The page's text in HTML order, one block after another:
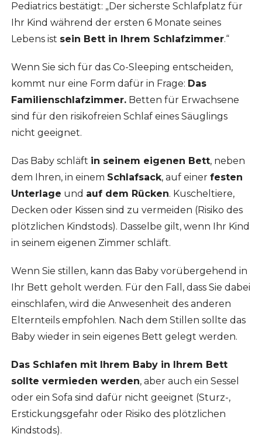
Pediatrics bestätigt: „Der sicherste Schlafplatz für
Ihr Kind während der ersten 6 Monate seines
Lebens ist sein Bett in Ihrem Schlafzimmer.“
Wenn Sie sich für das Co-Sleeping entscheiden,
kommt nur eine Form dafür in Frage: Das
Familienschlafzimmer.Betten für Erwachsene
sind für den risikofreien Schlaf eines Säuglings
nicht geeignet.
Das Baby schläft in seinem eigenen Bett, neben
dem Ihren, in einem Schlafsack, auf einer festen
Unterlage und auf dem Rücken. Kuscheltiere,
Decken oder Kissen sind zu vermeiden (Risiko des
plötzlichen Kindstods). Dasselbe gilt, wenn Ihr Kind
in seinem eigenen Zimmer schläft.
Wenn Sie stillen, kann das Baby vorübergehend in
Ihr Bett geholt werden. Für den Fall, dass Sie dabei
einschlafen, wird die Anwesenheit des anderen
Elternteils empfohlen. Nach dem Stillen sollte das
Baby wieder in sein eigenes Bett gelegt werden.
Das Schlafen mit Ihrem Baby in Ihrem Bett
sollte vermieden werden, aber auch ein Sessel
oder ein Sofa sind dafür nicht geeignet (Sturz-,
Erstickungsgefahr oder Risiko des plötzlichen
Kindstods).